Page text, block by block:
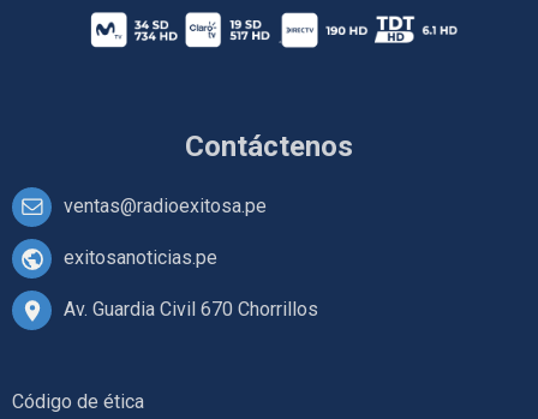
Contáctenos
ventas@radioexitosa.pe
exitosanoticias.pe
Av. Guardia Civil 670 Chorrillos
Código de ética